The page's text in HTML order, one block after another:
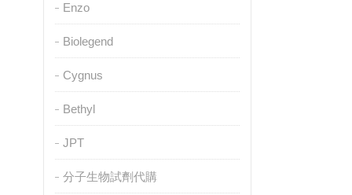
Enzo
Biolegend
Cygnus
Bethyl
JPT
分子生物試劑代購